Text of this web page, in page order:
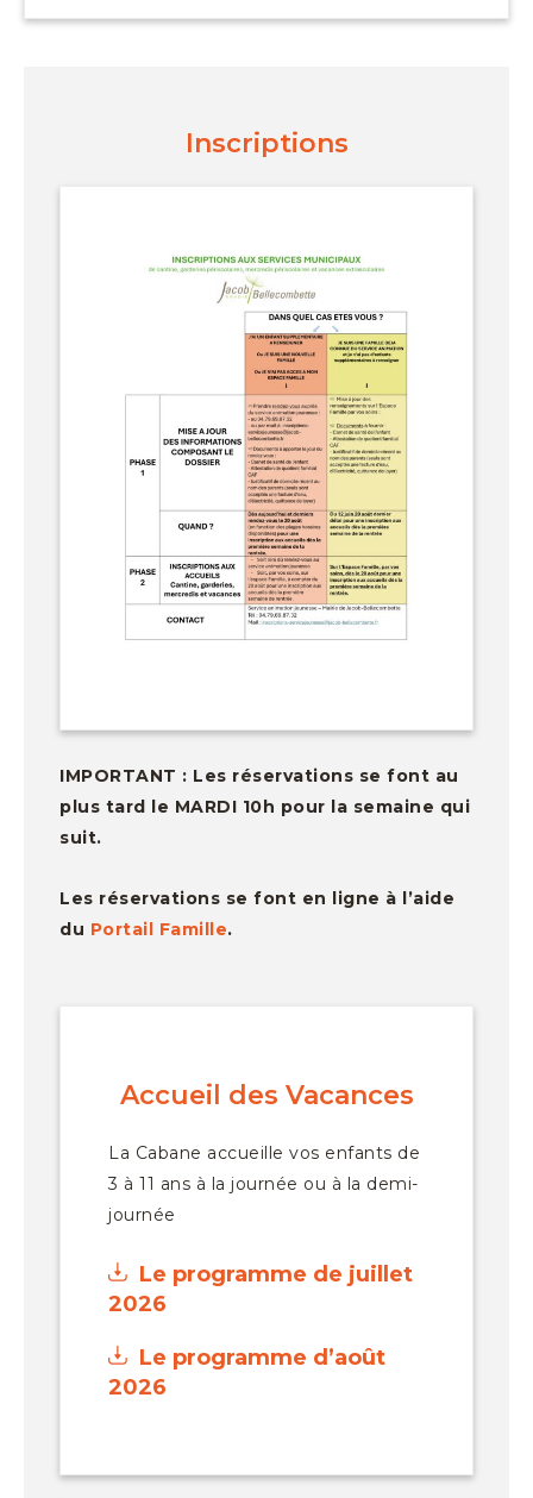
Inscriptions
IMPORTANT : Les réservations se font au
plus tard le MARDI 10h pour la semaine qui
suit.
Les réservations se font en ligne à l’aide
du Portail Famille.
Accueil des Vacances
La Cabane accueille vos enfants de
3 à 11 ans à la journée ou à la demi-
journée
Le programme de juillet
2026
Le programme d’août
2026